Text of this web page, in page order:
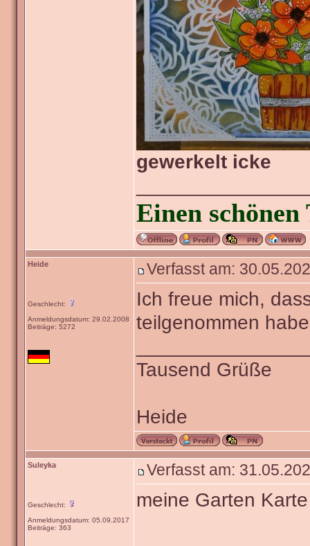
gewerkelt icke
Einen
Heide
Geschlecht:
Anmeldungsdatum: 29.02.2008
Beiträge: 5272
Verfasst am:
Ich freue mich,
teilgenommen
Tausend Grüße
Heide
Suleyka
Geschlecht:
Anmeldungsdatum: 05.09.2017
Beiträge: 363
Verfasst am:
meine Garten Karte